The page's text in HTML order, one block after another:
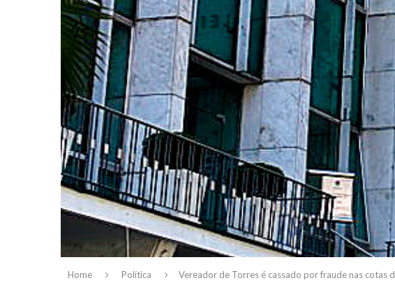
Home Política Vereador de Torres é cassado por fraude nas cotas